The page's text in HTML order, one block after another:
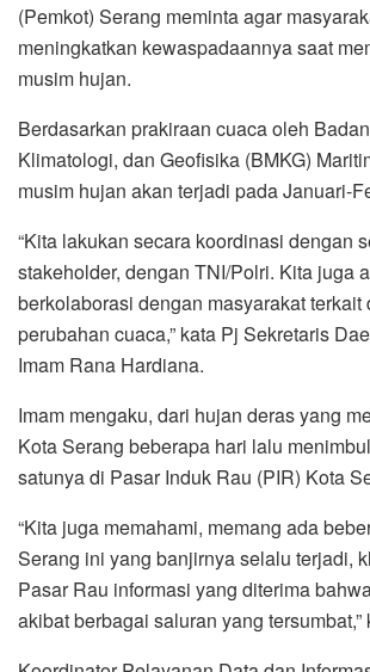
(Pemkot) Serang meminta agar
meningkatkan kewaspadaannya saat
musim hujan.
Berdasarkan prakiraan cuaca oleh
Klimatologi, dan Geofisika (BMKG)
musim hujan akan terjadi pada Januari-
“Kita lakukan secara koordinasi dengan
stakeholder, dengan TNI/Polri. Kita juga
berkolaborasi dengan masyarakat terkait
perubahan cuaca,” kata Pj Sekretaris
Imam Rana Hardiana.
Imam mengaku, dari hujan deras yang
Kota Serang beberapa hari lalu
satunya di Pasar Induk Rau (PIR) Kota
“Kita juga memahami, memang ada
Serang ini yang banjirnya selalu terjadi,
Pasar Rau informasi yang diterima
akibat berbagai saluran yang tersumbat,”